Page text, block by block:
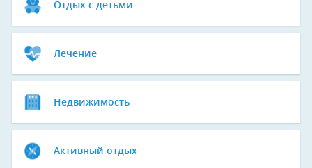
Отдых с детьми
Лечение
Недвижимость
Активный отдых